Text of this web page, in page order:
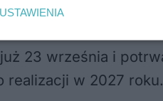
odwołania do 2
23 września i
realizacji w 2027 roku.
USTAWIENIA